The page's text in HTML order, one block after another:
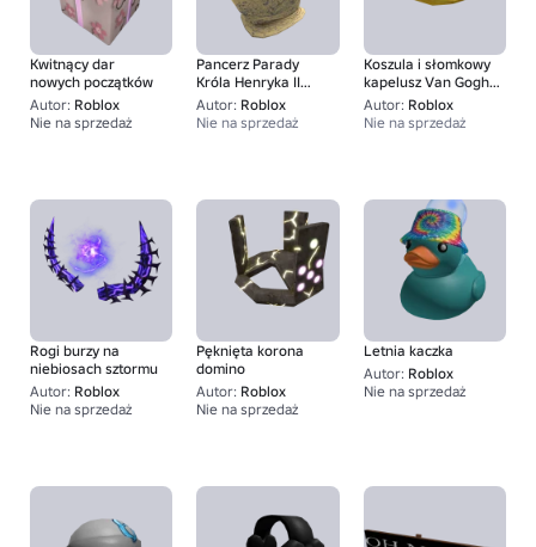
Kwitnący dar
nowych początków
Autor: Roblox
Nie na sprzedaż
1
Pancerz Parady
Króla Henryka II
Francji - Kapelusz
Autor: Roblox
Nie na sprzedaż
Koszula i słomkowy
kapelusz Van Gogha
- Kapelusz
Autor: Roblox
Nie na sprzedaż
Rogi burzy na
niebiosach sztormu
Autor: Roblox
Nie na sprzedaż
30K+
Pęknięta korona
domino
Autor: Roblox
Nie na sprzedaż
Letnia kaczka
Autor: Roblox
Nie na sprzedaż